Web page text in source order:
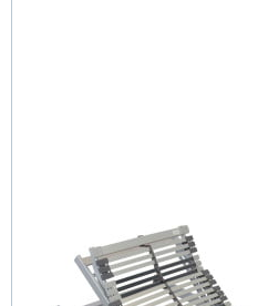
Nimbo 44 EKFV - Lattenrost